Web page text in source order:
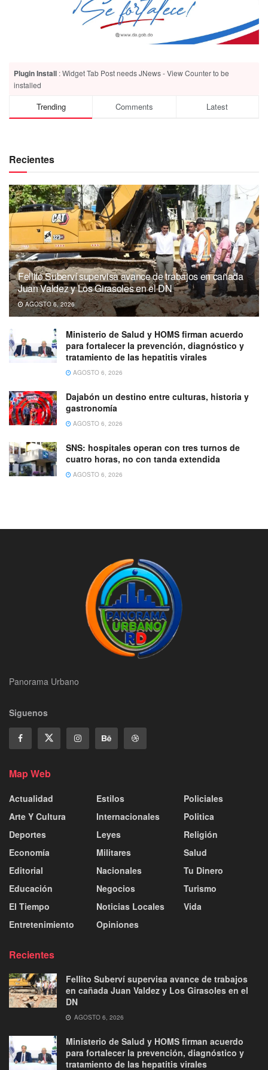
Plugin Install : Widget Tab Post needs JNews - View Counter to be
installed
Trending Comments Latest
Recientes
Fellito Suberví supervisa avance de trabajos en cañada
Juan Valdez y Los Girasoles en el DN
AGOSTO 6, 2026
Ministerio de Salud y HOMS firman acuerdo
para fortalecer la prevención, diagnóstico y
tratamiento de las hepatitis virales
AGOSTO 6, 2026
Dajabón un destino entre culturas, historia y
gastronomía
AGOSTO 6, 2026
SNS: hospitales operan con tres turnos de
cuatro horas, no con tanda extendida
AGOSTO 6, 2026
Panorama Urbano
Siguenos
Map Web
Actualidad
Arte Y Cultura
Deportes
Economía
Editorial
Educación
El Tiempo
Entretenimiento
Estilos
Internacionales
Leyes
Militares
Nacionales
Negocios
Noticias Locales
Opiniones
Policiales
Politica
Religión
Salud
Tu Dinero
Turismo
Vida
Recientes
Fellito Suberví supervisa avance de trabajos
en cañada Juan Valdez y Los Girasoles en el
DN
AGOSTO 6, 2026
Ministerio de Salud y HOMS firman acuerdo
para fortalecer la prevención, diagnóstico y
tratamiento de las hepatitis virales